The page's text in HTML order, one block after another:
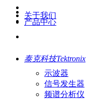
关于我们
产品中心
泰克科技Tektronix
示波器
信号发生器
频谱分析仪